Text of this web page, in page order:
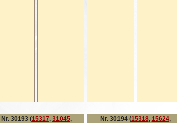
Nr. 30193 (15317, 31045,
Nr. 30194 (15318, 15624,